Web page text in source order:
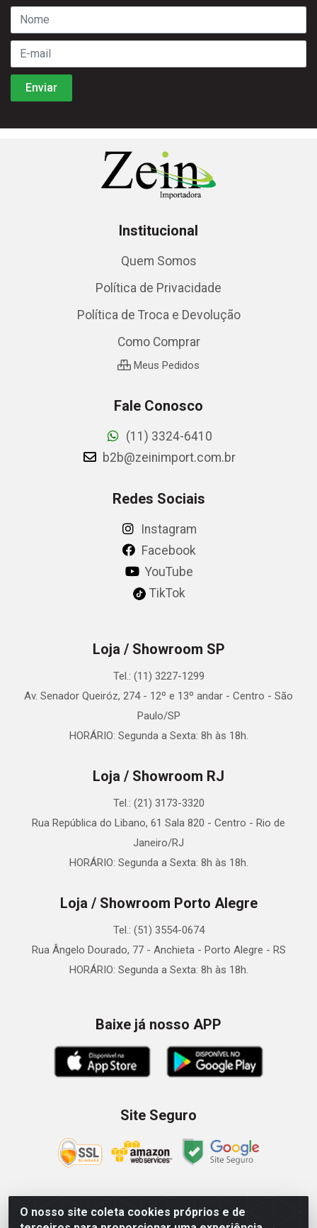
O nosso site coleta cookies próprios e de
Institucional
Quem Somos
Política de Privacidade
Política de Troca e Devolução
Como Comprar
Meus Pedidos
Fale Conosco
(11) 3324-6410
b2b@zeinimport.com.br
Redes Sociais
Instagram
Facebook
YouTube
TikTok
Loja / Showroom SP
Tel.: (11) 3227-1299
Av. Senador Queiróz, 274 - 12º e 13º andar - Centro - São
Paulo/SP
HORÁRIO: Segunda a Sexta: 8h às 18h.
Loja / Showroom RJ
Tel.: (21) 3173-3320
Rua República do Libano, 61 Sala 820 - Centro - Rio de
Janeiro/RJ
HORÁRIO: Segunda a Sexta: 8h às 18h.
Loja / Showroom Porto Alegre
Tel.: (51) 3554-0674
Rua Ângelo Dourado, 77 - Anchieta - Porto Alegre - RS
HORÁRIO: Segunda a Sexta: 8h às 18h.
Baixe já nosso APP
Site Seguro
Zein Importação e Comércio LTDA - Av. Senador Queiróz, 274